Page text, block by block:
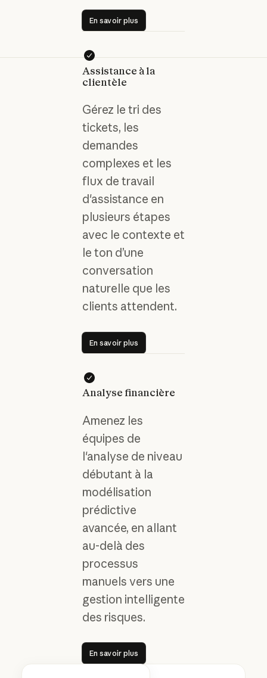
En savoir plus
En savoir plus
Assistance à la
clientèle
Gérez le tri des
tickets, les
demandes
complexes et les
flux de travail
d'assistance en
plusieurs étapes
avec le contexte et
le ton d’une
conversation
naturelle que les
clients attendent.
En savoir plus
En savoir plus
Analyse financière
Amenez les
équipes de
l'analyse de niveau
débutant à la
modélisation
prédictive
avancée, en allant
au-delà des
processus
manuels vers une
gestion intelligente
des risques.
En savoir plus
En savoir plus